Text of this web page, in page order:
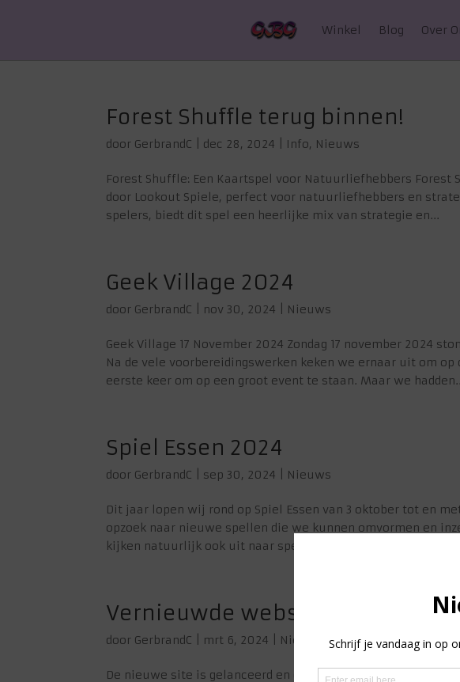
Winkel Blog Over
Forest Shuffle terug binnen!
door GerbrandC dec 28, 2024 Info, Nieuws
Forest Shuffle: Een Kaartspel voor Natuurliefhebbers
door Lookout Spiele, perfect voor natuurliefhebbers en
spelers, biedt dit spel een heerlijke mix van strategie en...
Geek Village 2024
door GerbrandC nov 30, 2024 Nieuws
Geek Village 17 November 2024 Zondag 17 november 2024
Na de vele voorbereidingswerken keken we ernaar uit om
eerste keer om op een groot event te staan. Maar we
Spiel Essen 2024
door GerbrandC sep 30, 2024 Nieuws
Dit jaar lopen wij rond op Spiel Essen van 3 oktober tot en
opzoek naar nieuwe spellen die we kunnen omvormen en
kijken natuurlijk ook uit naar spellen voor een leuke familie
Vernieuwde website online!
door GerbrandC mrt 6, 2024 Nieuws ,Geen onderdeel van
De nieuwe site is gelanceerd en daarom de volgende twee